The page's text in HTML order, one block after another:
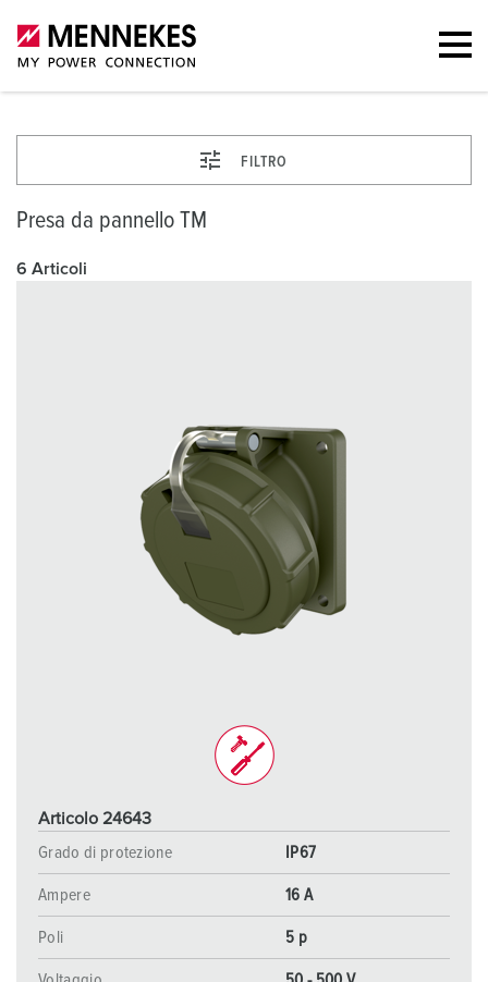
FILTRO
Presa da pannello TM
6 Articoli
Articolo 24643
Grado di protezione
IP67
Ampere 16 A
Poli 5 p